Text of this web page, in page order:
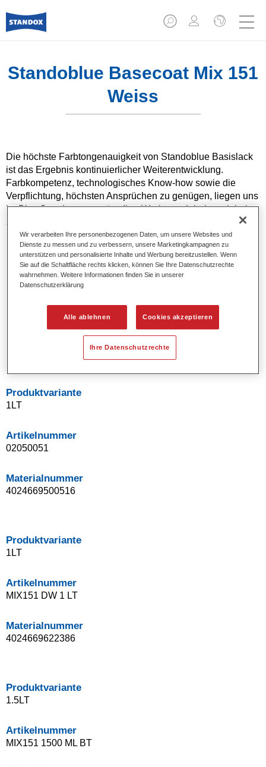
Standoblue Basecoat Mix 151
Weiss
Die höchste Farbtongenauigkeit von Standoblue Basislack
ist das Ergebnis kontinuierlicher Weiterentwicklung.
Farbkompetenz, technologisches Know-how sowie die
Verpflichtung, höchsten Ansprüchen zu genügen, liegen uns
im Blut. Standox unterstützt Ihre Werkstatt dabei, auch bei
speziellen Reparaturaufträgen und nicht alltäglichen
Farbtönen hervorragende Ergebnisse zu erzielen.
Produktmerkmale
Uni- und Spezialeffekt-Farbtöne.
Ausgezeichnete Farbtongenauigkeit.
Ausgezeichnetes Deckvermögen.
Ermöglicht Reparaturlackierungen ohne Übergänge.
Hervorragend zur Beilackierung geeignet.
Kann gehärtet werden.
Effiziente Lackierung in einem Arbeitsgang.
Produktvariante
1LT
Artikelnummer
02050051
Materialnummer
4024669500516
Produktvariante
1LT
Artikelnummer
MIX151 DW 1 LT
Materialnummer
4024669622386
Produktvariante
1.5LT
Artikelnummer
MIX151 1500 ML BT
Wir verarbeiten Ihre personenbezogenen Daten, um unsere Websites und
Dienste zu messen und zu verbessern, unsere Marketingkampagnen zu
unterstützen und personalisierte Inhalte und Werbung bereitzustellen. Wenn
Sie auf die Schaltfläche rechts klicken, können Sie Ihre Datenschutzrechte
wahrnehmen. Weitere Informationen finden Sie in unserer
Datenschutzerklärung
Alle ablehnen Cookies akzeptieren
Ihre Datenschutzrechte